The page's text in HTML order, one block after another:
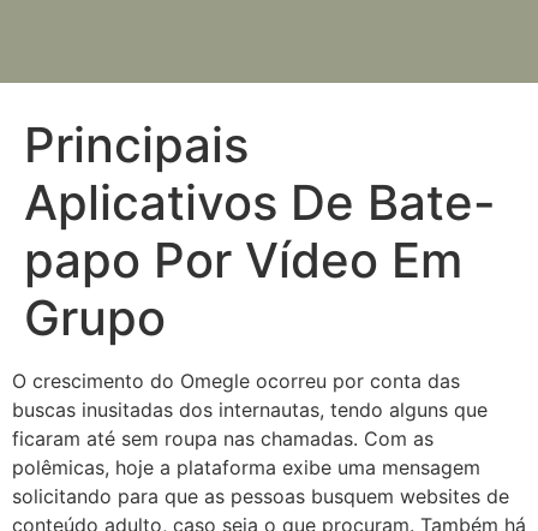
Principais
Aplicativos De Bate-
papo Por Vídeo Em
Grupo
O crescimento do Omegle ocorreu por conta das
buscas inusitadas dos internautas, tendo alguns que
ficaram até sem roupa nas chamadas. Com as
polêmicas, hoje a plataforma exibe uma mensagem
solicitando para que as pessoas busquem websites de
conteúdo adulto, caso seja o que procuram. Também há